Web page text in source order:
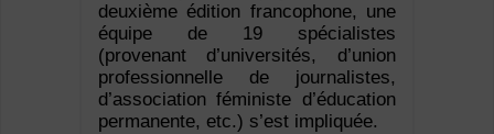
deuxième édition francophone, une
équipe de 19 spécialistes
(provenant d’universités, d’union
professionnelle de journalistes,
d’association féministe d’éducation
permanente, etc.) s’est impliquée.